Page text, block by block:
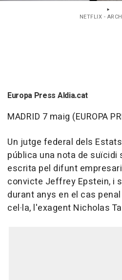
NETFLIX -
Europa Press Aldia.cat
MADRID 7 maig (EUROPA
Un jutge federal dels
pública una nota de suïcidi
escrita pel difunt
convicte Jeffrey Epstein, i
durant anys en el cas
cel·la, l'exagent Nicholas